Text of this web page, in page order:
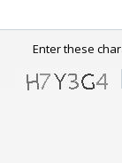
Enter these